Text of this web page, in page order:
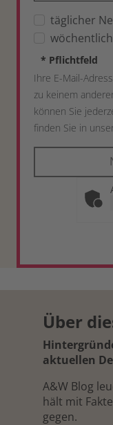
täglicher
* Pflichtfeld
Ihre E-Mail-
zu keinem
können Sie
finden Sie in
Über
aktuellen
A&W Blog
hält mit
gegen.